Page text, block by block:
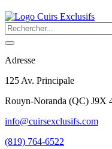
Adresse
125 Av. Principale
Rouyn-Noranda (QC) J9X
info@cuirsexclusifs.com
(819) 764-6522